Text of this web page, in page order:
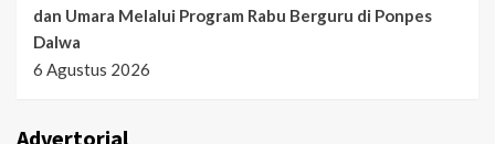
dan Umara Melalui Program Rabu Berguru di Ponpes
Dalwa
6 Agustus 2026
Advertorial